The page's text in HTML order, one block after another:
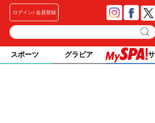
ログイン 会員登録
スポーツ グラビア